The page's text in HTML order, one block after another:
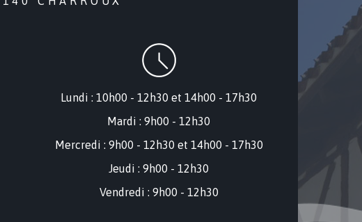
Lundi : 10h00 - 12h30 et 14h00 - 17h30
Mardi : 9h00 - 12h30
Mercredi : 9 h00 - 12h30 et 14h00 - 17h30
Jeudi : 9h00 - 12h30
Vendredi : 9h00 - 12h30